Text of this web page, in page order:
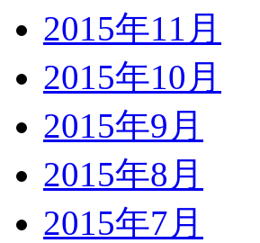
2015年11月
2015年10月
2015年9月
2015年8月
2015年7月